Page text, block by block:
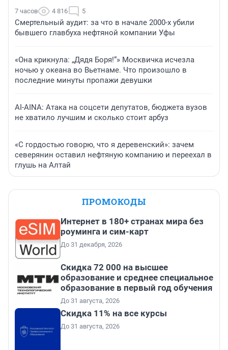
7 часов 4 816 5
Смертельный аудит: за что в начале 2000-х убили
бывшего главбуха нефтяной компании Уфы
«Она крикнула: „Дядя Боря!“» Москвичка исчезла
ночью у океана во Вьетнаме. Что произошло в
последние минуты пропажи девушки
AI-AINA: Атака на соцсети депутатов, бюджета вузов
не хватило лучшим и сколько стоит арбуз
«С гордостью говорю, что я деревенский»: зачем
северянин оставил нефтяную компанию и переехал в
глушь на Алтай
ПРОМОКОДЫ
Интернет в 180+ странах мира без
роуминга и сим-карт
До 31 декабря, 2026
Скидка 72 000 на высшее
образование и среднее специальное
образование в первый год обучения
До 31 августа, 2026
Скидка 11% на все курсы
До 31 августа, 2026